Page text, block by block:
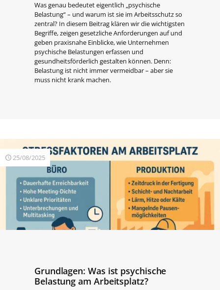
Was genau bedeutet eigentlich „psychische
Belastung“ – und warum ist sie im Arbeitsschutz so
zentral? In diesem Beitrag klären wir die wichtigsten
Begriffe, zeigen gesetzliche Anforderungen auf und
geben praxisnahe Einblicke, wie Unternehmen
psychische Belastungen erfassen und
gesundheitsförderlich gestalten können. Denn:
Belastung ist nicht immer vermeidbar – aber sie
muss nicht krank machen.
Grundlagen: Was ist psychische
Belastung am Arbeitsplatz?
25/08/2025